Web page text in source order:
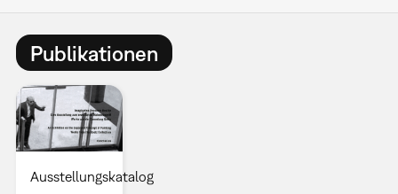
Publikationen
Ausstellungskatalog